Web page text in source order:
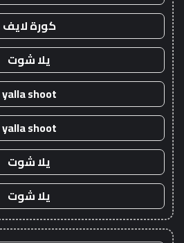
كورة لايف
يلا شوت
yalla shoot
yalla shoot
يلا شوت
يلا شوت